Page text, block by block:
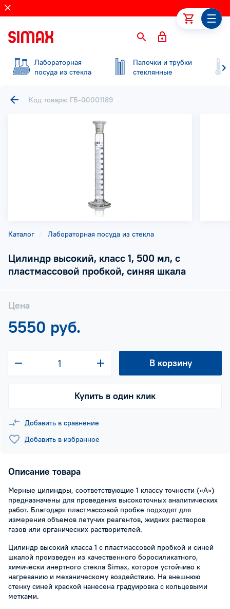
Лабораторная
посуда из стекла
Палочки и трубки
стеклянные
Каталог Лабораторная посуда из стекла
Цилиндр высокий, класс 1, 500 мл, с
пластмассовой пробкой, синяя шкала
Цена
5550 руб.
В корзину
Купить в один клик
Добавить в сравнение
Добавить в избранное
Описание товара
Мерные цилиндры, соответствующие 1 классу точности («А»)
предназначены для проведения высокоточных аналитических
работ. Благодаря пластмассовой пробке подходят для
измерения объемов летучих реагентов, жидких растворов
газов или органических растворителей.
Цилиндр высокий класса 1 с пластмассовой пробкой и синей
шкалой произведен из качественного боросиликатного,
химически инертного стекла Simax, которое устойчиво к
нагреванию и механическому воздействию. На внешнюю
стенку синей краской нанесена градуировка с кольцевыми
метками.
Код товара: ГБ-00001189